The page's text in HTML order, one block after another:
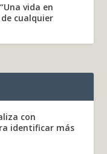
vida en
cualquier
con
identificar más